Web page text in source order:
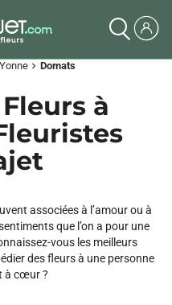
Yonne chevron_right Domats
à
associées à l’amour ou à
que l’on a pour une
vous les meilleurs
des fleurs à une personne
à cœur ?